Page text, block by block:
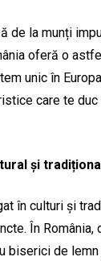
de la munți
oferă o
unic în
care te
și
în culturi și
În
biserici de